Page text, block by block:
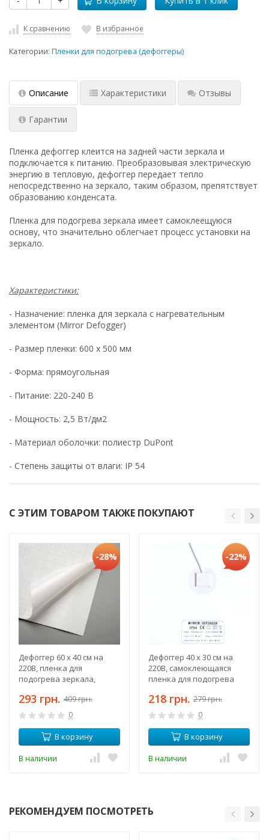
К сравнению В избранное
Категории: Пленки для подогрева (дефоггеры)
Описание Характеристики Отзывы
Гарантии
Пленка дефоггер клеится на задней части зеркала и
подключается к питанию. Преобразовывая электрическую
энергию в тепловую, дефоггер передает тепло
непосредственно на зеркало, таким образом, препятствует
образованию конденсата.
Пленка для подогрева зеркала имеет самоклеещуюся
основу, что значительно облегчает процесс установки на
зеркало.
Характеристики:
- Назначение: пленка для зеркала с нагревательным
элементом (Mirror Defogger)
- Размер пленки: 600 х 500 мм
- Форма: прямоугольная
- Питание: 220-240 В
- Мощность: 2,5 Вт/дм2
- Материал оболочки: полиестр DuPont
- Степень защиты от влаги: IP 54
С ЭТИМ ТОВАРОМ ТАКЖЕ ПОКУПАЮТ
-28%
Дефоггер 60 х 40 см на
220В, пленка для
подогрева зеркала,
293 грн. 409 грн.
0
В корзину
В наличии
-22%
Дефоггер 40 х 30 см на
220В, самоклеющаяся
пленка для подогрева
218 грн. 279 грн.
0
В корзину
В наличии
РЕКОМЕНДУЕМ ПОСМОТРЕТЬ